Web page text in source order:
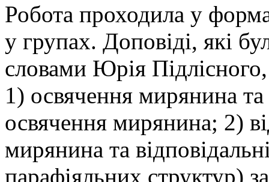
Робота проходила у
у групах. Доповіді, які
словами Юрія
1) освячення мирянина та
освячення мирянина; 2)
мирянина та
парафіяльних структур)